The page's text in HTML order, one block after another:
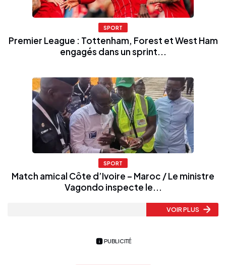
SPORT
Premier League : Tottenham, Forest et West Ham
engagés dans un sprint...
SPORT
Match amical Côte d’Ivoire – Maroc / Le ministre
Vagondo inspecte le...
VOIR PLUS
PUBLICITÉ